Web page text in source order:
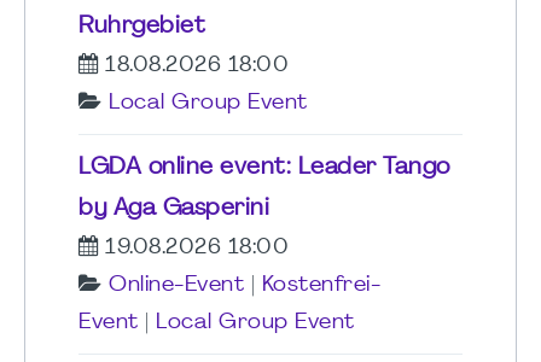
Ruhrgebiet
18.08.2026 18:00
Local Group Event
LGDA online event: Leader Tango
by Aga Gasperini
19.08.2026 18:00
Online-Event
Kostenfrei-
Event
Local Group Event